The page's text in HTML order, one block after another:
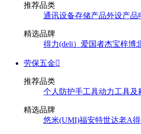
推荐品类
通讯设备存储产品外设产品
精选品牌
得力(deli） 爱国者杰宝梓博
劳保五金
推荐品类
个人防护手工具动力工具及
精选品牌
悠米(UMI)福安特世达老A